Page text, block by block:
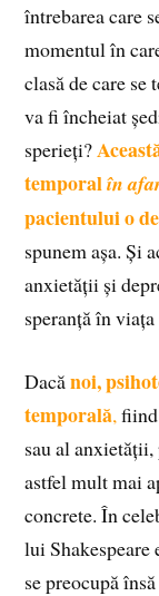
întrebarea care
momentul în
clasă de care se
va fi încheiat
sperieți?
temporalîn
pacientului o
spunem așa. Și
anxietății și
speranță în
Dacănoi,
temporală,
sau al
astfel mult mai
concrete. În
lui Shakespeare
se preocupă